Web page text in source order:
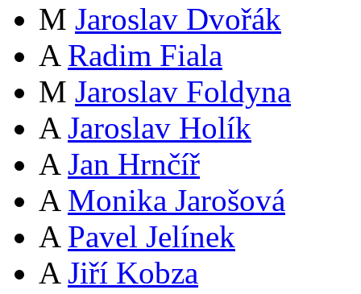
M Jaroslav Dvořák
A Radim Fiala
M Jaroslav Foldyna
A Jaroslav Holík
A Jan Hrnčíř
A Monika Jarošová
A Pavel Jelínek
A Jiří Kobza